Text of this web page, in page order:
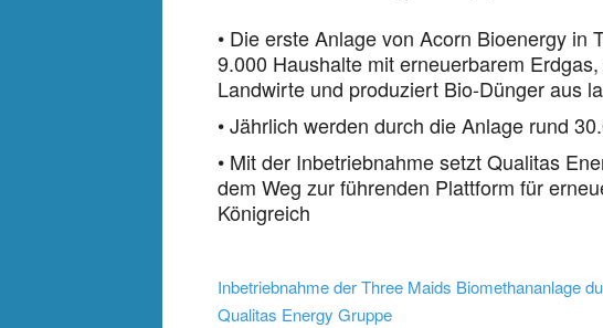
• Die erste Anlage von Acorn Bioenergy
9.000 Haushalte mit erneuerbarem
Landwirte und produziert Bio-Dünger aus
• Jährlich werden durch die Anlage rund
• Mit der Inbetriebnahme setzt Qualitas
dem Weg zur führenden Plattform für
Königreich
Inbetriebnahme der Three Maids Biomethananlage
Qualitas Energy Gruppe